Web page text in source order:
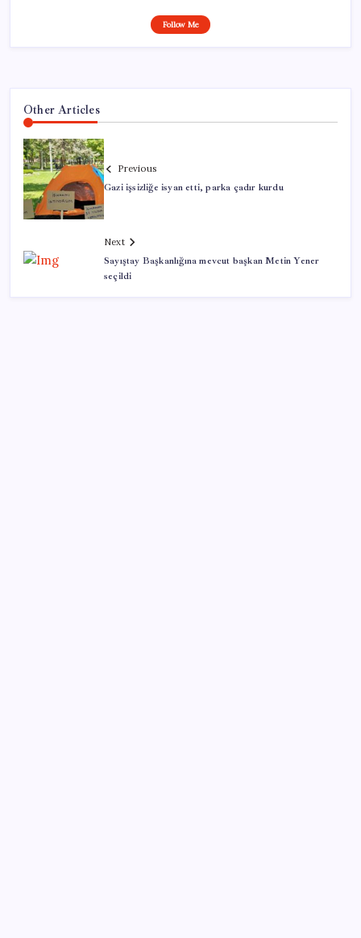
Follow Me
Other Articles
Previous
Gazi işsizliğe isyan etti, parka çadır kurdu
Next
Sayıştay Başkanlığına mevcut başkan Metin Yener
seçildi